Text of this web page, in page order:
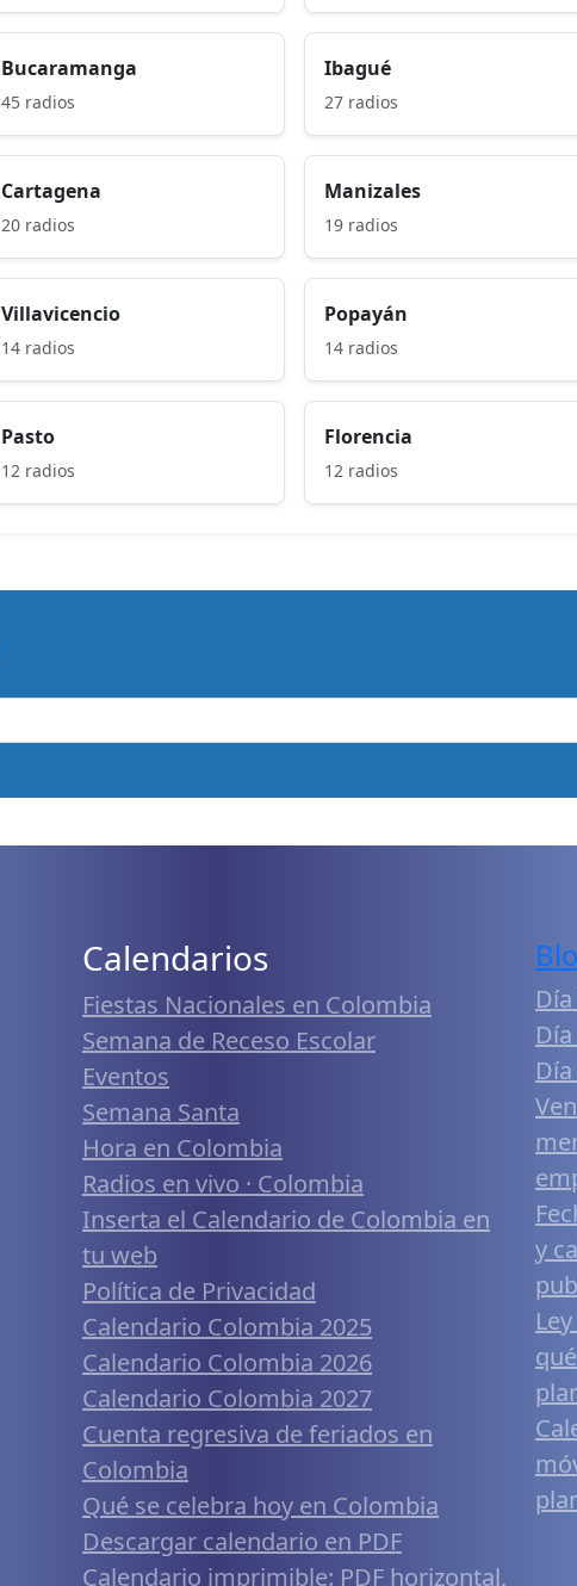
Bucaramanga
45 radios
Ibagué
27 radios
Cartagena
20 radios
Manizales
19 radios
Villavicencio
14 radios
Popayán
14 radios
Pasto
12 radios
Florencia
12 radios
Calendarios
Fiestas Nacionales en Colombia
Semana de Receso Escolar
Eventos
Semana Santa
Hora en Colombia
Radios en vivo · Colombia
Inserta el Calendario de Colombia en
tu web
Política de Privacidad
Calendario Colombia 2025
Calendario Colombia 2026
Calendario Colombia 2027
Cuenta regresiva de feriados en
Colombia
Qué se celebra hoy en Colombia
Descargar calendario en PDF
Calendario imprimible: PDF horizontal,
y